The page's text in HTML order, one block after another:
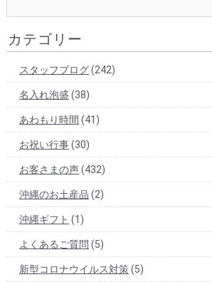
カテゴリー
スタッフブログ(242)
名入れ泡盛 (38)
あわもり時間 (41)
お祝い行事(30)
お客さまの声(432)
沖縄のお土産品 (2)
沖縄ギフト (1)
よくあるご質問 (5)
新型コロナウイルス対策(5)